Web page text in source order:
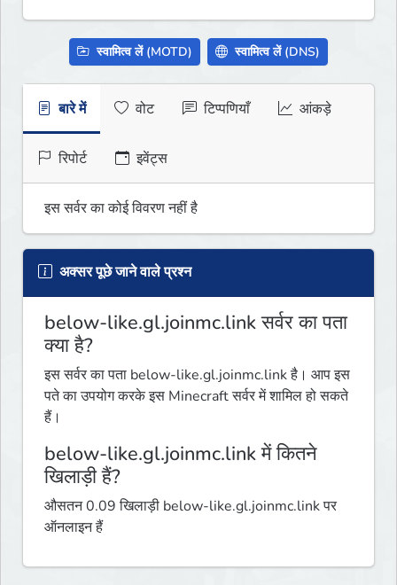
स्वामित्व लें (MOTD) स्वामित्व लें (DNS)
बारे में वोट टिप्पणियाँ आंकड़े
रिपोर्ट इवेंट्स
इस सर्वर का कोई विवरण नहीं है
अक्सर पूछे जाने वाले प्रश्न
below-like.gl.joinmc.link सर्वर का पता
क्या है?
इस सर्वर का पता below-like.gl.joinmc.link है। आप इस
पते का उपयोग करके इस Minecraft सर्वर में शामिल हो सकते
हैं।
below-like.gl.joinmc.link में कितने
खिलाड़ी हैं?
औसतन 0.09 खिलाड़ी below-like.gl.joinmc.link पर
ऑनलाइन हैं